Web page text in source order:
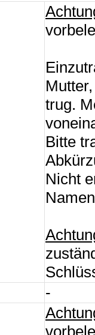
trug.
Bitte
Nicht
-